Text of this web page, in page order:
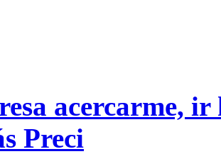
acercarme,
Preci